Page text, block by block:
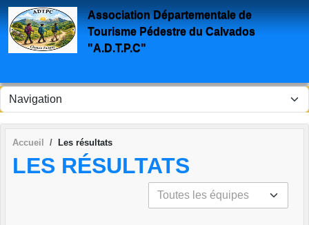
Association Départementale de
Tourisme Pédestre du Calvados
"A.D.T.P.C"
Accueil Les résultats
LES RÉSULTATS
Panneau de gestion des cookies